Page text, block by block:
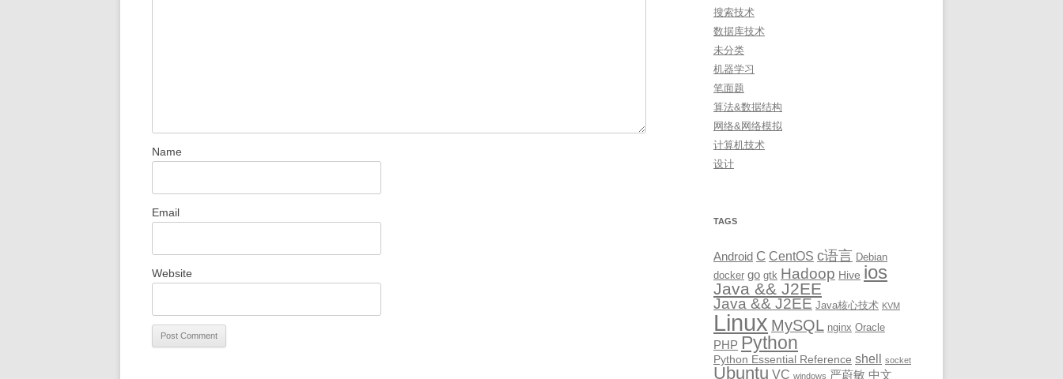
Name
Email
Website
搜索技术
数据库技术
未分类
机器学习
笔面题
算法&数据结构
网络&网络模拟
计算机技术
设计
TAGS
Android C CentOS c语言 Debian
docker go gtk Hadoop Hive ios
Java && J2EE
Java && J2EE Java核心技术 KVM
Linux MySQL nginx Oracle
PHP Python
Python Essential Reference shell socket
Ubuntu VC windows 严蔚敏 中文